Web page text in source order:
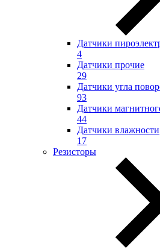
Датчики
4
Датчики прочие
29
Датчики угла
93
Датчики
44
Датчики влажности
17
Резисторы